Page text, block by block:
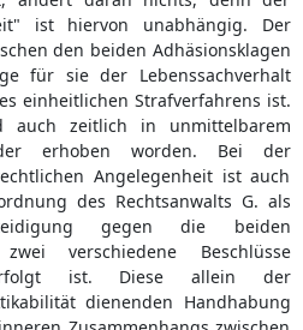
ist hiervon unabhängig. Der
den beiden Adhäsionsklagen
für sie der Lebenssachverhalt
einheitlichen Strafverfahrens ist.
auch zeitlich in unmittelbarem
erhoben worden. Bei der
Angelegenheit ist auch
des Rechtsanwalts G. als
gegen die beiden
verschiedene Beschlüsse
ist. Diese allein der
dienenden Handhabung